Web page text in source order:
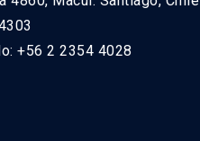
+56 2 2354 4028